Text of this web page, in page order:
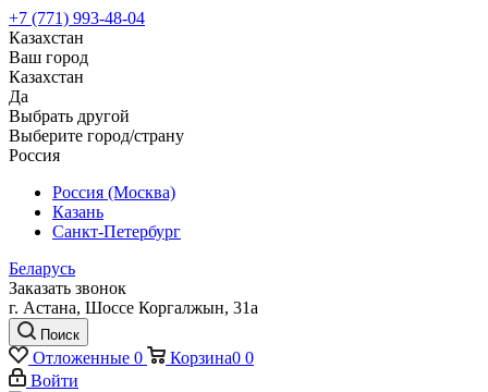
+7 (771) 993-48-04
Казахстан
Ваш город
Казахстан
Да
Выбрать другой
Выберите город/страну
Россия
Россия (Москва)
Казань
Санкт-Петербург
Беларусь
Заказать звонок
г. Астана, Шоссе Коргалжын, 31а
Поиск
Отложенные 0 Корзина0 0
Войти